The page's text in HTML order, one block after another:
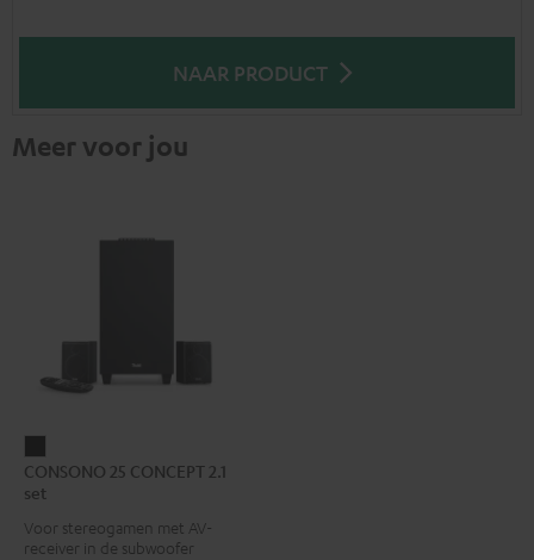
NAAR PRODUCT
Meer voor jou
25
CONCEPT
2.1
CONSONO 25 CONCEPT 2.1
set
Voor stereogamen met AV-
receiver in de subwoofer